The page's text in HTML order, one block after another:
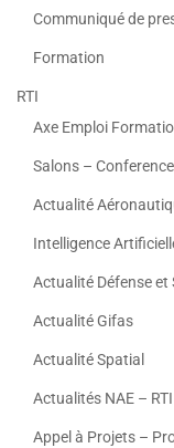
Communiqué de
Formation
RTI
Axe Emploi
Salons –
Actualité
Intelligence
Actualité Défense et
Actualité Gifas
Actualité Spatial
Actualités NAE – RTI
Appel à Projets –